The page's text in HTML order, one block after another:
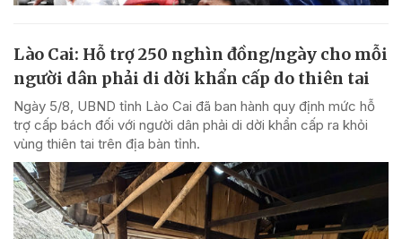
Lào Cai: Hỗ trợ 250 nghìn đồng/ngày cho mỗi
người dân phải di dời khẩn cấp do thiên tai
Ngày 5/8, UBND tỉnh Lào Cai đã ban hành quy định mức hỗ
trợ cấp bách đối với người dân phải di dời khẩn cấp ra khỏi
vùng thiên tai trên địa bàn tỉnh.